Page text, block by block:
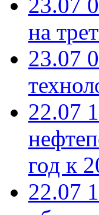
на
23.07
22.07
год к
22.07